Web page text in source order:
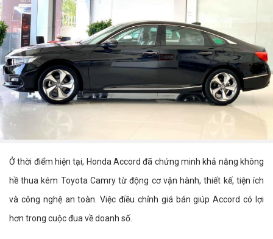
Ở thời điểm hiện tại, Honda Accord đã chứng minh khả năng không
hề thua kém Toyota Camry từ động cơ vận hành, thiết kế, tiện ích
và công nghệ an toàn. Việc điều chỉnh giá bán giúp Accord có lợi
hơn trong cuộc đua về doanh số.